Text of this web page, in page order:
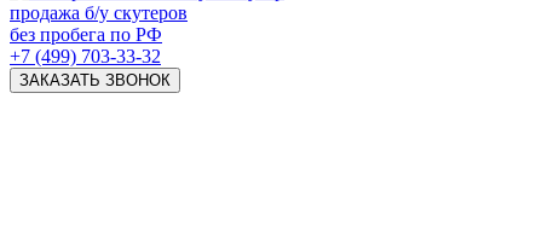
продажа б/у скутеров
без пробега по РФ
+7 (499) 703-33-32
ЗАКАЗАТЬ ЗВОНОК